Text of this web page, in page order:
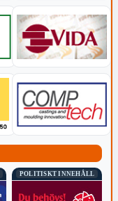
POLITISKT INNEHÅLL